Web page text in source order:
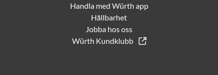
Handla med Würth app
Hållbarhet
Jobba hos oss
Würth Kundklubb